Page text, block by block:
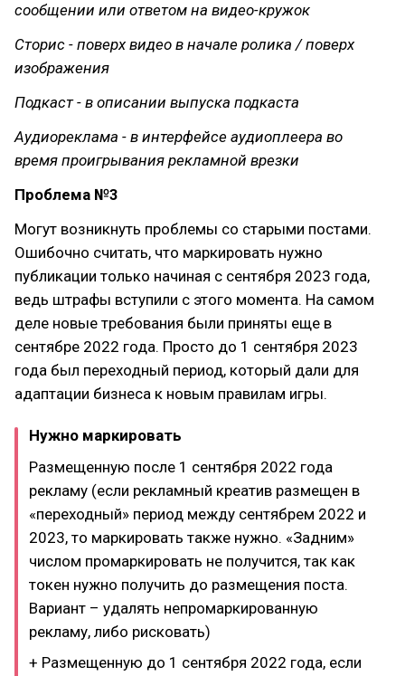
сообщении или ответом на видео-кружок
Сторис - поверх видео в начале ролика / поверх
изображения
Подкаст - в описании выпуска подкаста
Аудиореклама - в интерфейсе аудиоплеера во
время проигрывания рекламной врезки
Проблема №3
Могут возникнуть проблемы со старыми постами.
Ошибочно считать, что маркировать нужно
публикации только начиная с сентября 2023 года,
ведь штрафы вступили с этого момента. На самом
деле новые требования были приняты еще в
сентябре 2022 года. Просто до 1 сентября 2023
года был переходный период, который дали для
адаптации бизнеса к новым правилам игры.
Нужно маркировать
Размещенную после 1 сентября 2022 года
рекламу (если рекламный креатив размещен в
«переходный» период между сентябрем 2022 и
2023, то маркировать также нужно. «Задним»
числом промаркировать не получится, так как
токен нужно получить до размещения поста.
Вариант – удалять непромаркированную
рекламу, либо рисковать)
+ Размещенную до 1 сентября 2022 года, если